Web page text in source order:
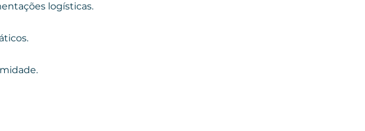
logísticas.